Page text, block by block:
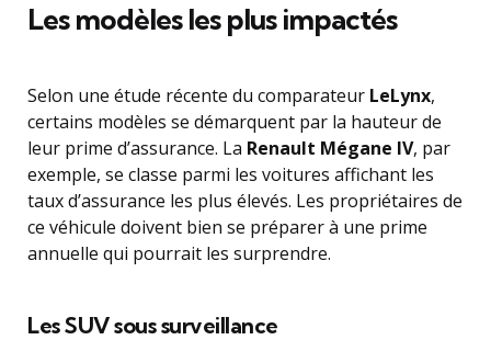
Les modèles les plus impactés
Selon une étude récente du comparateur LeLynx,
certains modèles se démarquent par la hauteur de
leur prime d’assurance. La Renault Mégane IV, par
exemple, se classe parmi les voitures affichant les
taux d’assurance les plus élevés. Les propriétaires de
ce véhicule doivent bien se préparer à une prime
annuelle qui pourrait les surprendre.
Les SUV sous surveillance